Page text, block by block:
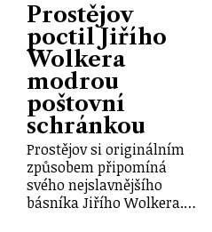
Prostějov
poctil Jiřího
Wolkera
modrou
poštovní
schránkou
Prostějov si originálním
způsobem připomíná
svého nejslavnějšího
básníka Jiřího Wolkera.…